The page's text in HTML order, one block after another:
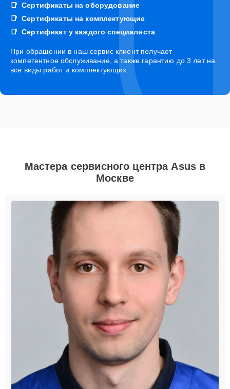
Сертификаты на оборудование
Сертификаты на комплектующие
Сертификат у каждого специалиста
При обращении в наш сервис клиент получает
компетентное обслуживание, а также гарантию до 3 лет на
все виды работ и комплектующих.
Мастера сервисного центра Asus в
Москве